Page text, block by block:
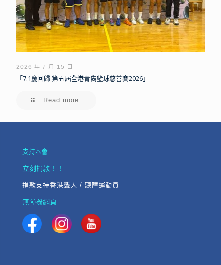
2026 年 7 月 15 日
「7.1慶回歸 第五屆全港青雋籃球慈善賽2026」
Read more
支持本會
立刻捐款！！
捐款支持香港聾人 / 聽障運動員
無障礙網頁